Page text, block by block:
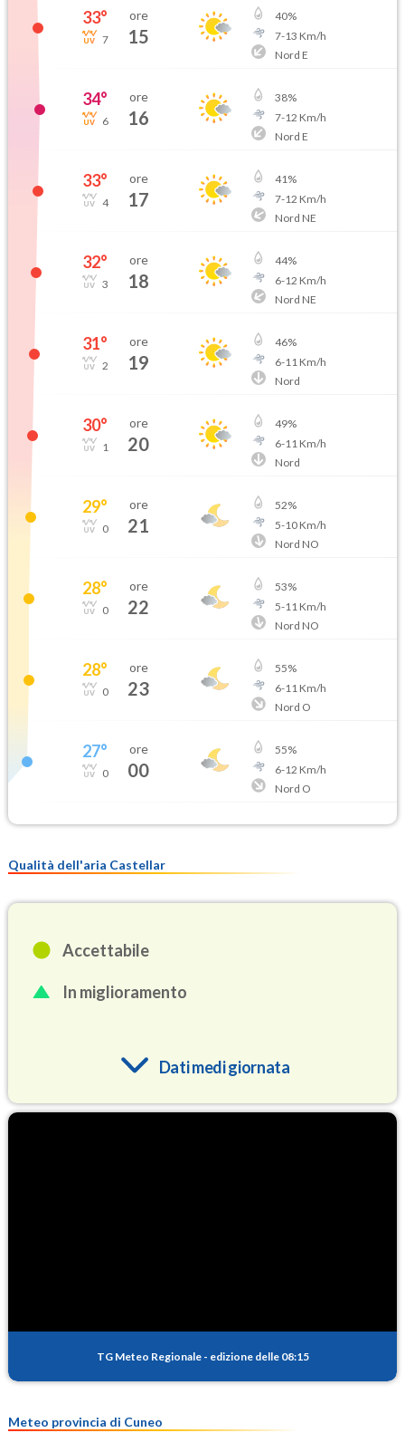
33°
7
ore
15
40%
7-13 Km/h
Nord E
34°
6
ore
16
38%
7-12 Km/h
Nord E
33°
4
ore
17
41%
7-12 Km/h
Nord NE
32°
3
ore
18
44%
6-12 Km/h
Nord NE
31°
2
ore
19
46%
6-11 Km/h
Nord
30°
1
ore
20
49%
6-11 Km/h
Nord
29°
0
ore
21
52%
5-10Km/h
Nord NO
28°
0
ore
22
53%
5-11 Km/h
Nord NO
28°
0
ore
23
55%
6-11 Km/h
Nord O
27°
0
ore
00
55%
6-12 Km/h
Nord O
Qualità dell'aria Castellar
Accettabile
In miglioramento
Dati medi giornata
PM25
TG Meteo Regionale - edizione delle 08:15
Meteo provincia di Cuneo